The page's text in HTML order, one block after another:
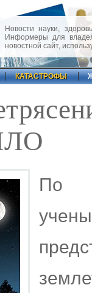
Новости науки,
Информеры для
новостной сайт,
КАТАСТРОФЫ
По